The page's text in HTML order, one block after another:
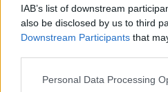
IAB’s list of downstream
also be disclosed by us to third
Downstream Participants that
Personal Data Processing
Δεν προκαλεί
μώλωπες και οίδημα που
να εφαρμόζεται από